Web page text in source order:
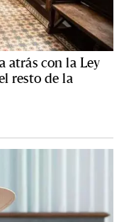
atrás con la Ley
resto de la